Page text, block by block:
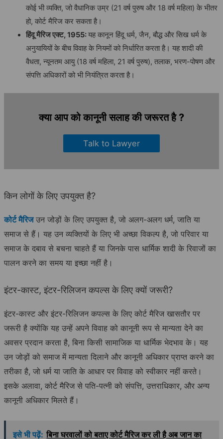
कोई भी व्यक्ति, जो वैधानिक उम्र (21 वर्ष पुरुष और 18 वर्ष महिला) के भीतर
हो, कोर्ट मैरिज कर सकता है।
हिंदूमैरिजएक्ट, 1955:यह कानून हिंदू धर्म, जैन, बौद्ध और सिख धर्म के
अनुयायियों के बीच विवाह के नियमों को निर्धारित करता है। यह शादी की
वैधता, न्यूनतम आयु (18 वर्ष महिला, 21 वर्ष पुरुष), तलाक, भरण-पोषण और
संपत्ति अधिकारों को भी नियंत्रित करता है।
क्या आप को कानूनी सलाह की जरूरत है ?
Talk to Lawyer
किन लोगों के लिए उपयुक्त है?
कोर्ट मैरिजउन जोड़ों के लिए उपयुक्त है, जो अलग-अलग धर्म, जाति या
समाज से हैं। यह उन व्यक्तियों के लिए भी अच्छा विकल्प है, जो परिवार या
समाज के दबाव से बचना चाहते हैं या जिनके पास धार्मिक शादी के रिवाजों का
पालन करने का समय या इच्छा नहीं है।
इंटर-कास्ट, इंटर-रिलिजन कपल्स के लिए क्यों जरूरी?
इंटर-कास्ट और इंटर-रिलिजन कपल्स के लिए कोर्ट मैरिज खासतौर पर
जरूरी है क्योंकि यह उन्हें अपने विवाह को कानूनी रूप से मान्यता देने का
अवसर प्रदान करता है, बिना किसी सामाजिक या धार्मिक भेदभाव के। यह
उन जोड़ों को समाज में मान्यता दिलाने और कानूनी अधिकार प्राप्त करने का
तरीका है, जो धर्म या जाति के आधार पर विवाह को स्वीकार नहीं करते।
इसके अलावा, कोर्ट मैरिज से पति-पत्नी को संपत्ति, उत्तराधिकार, और अन्य
कानूनी अधिकार मिलते हैं।
इसे भी पढ़ें: बिना घरवालों को बताए कोर्ट मैरिज कर ली है अब जान का